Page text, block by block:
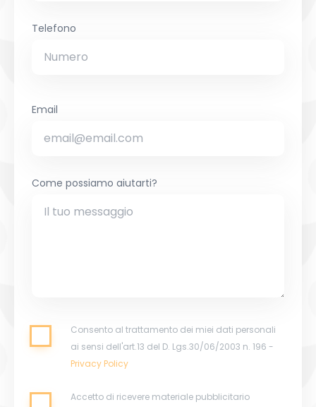
Telefono
Email
Come possiamo aiutarti?
Consento al trattamento dei miei dati personali
ai sensi dell'art.13 del D. Lgs.30/06/2003 n. 196 -
Privacy Policy
Accetto di ricevere materiale pubblicitario